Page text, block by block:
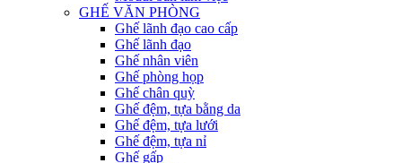
GHẾ VĂN PHÒNG
Ghế lãnh đạo cao cấp
Ghế lãnh đạo
Ghế nhân viên
Ghế phòng họp
Ghế chân quỳ
Ghế đệm, tựa bằng da
Ghế đệm, tựa lưới
Ghế đệm, tựa nỉ
Ghế gấp